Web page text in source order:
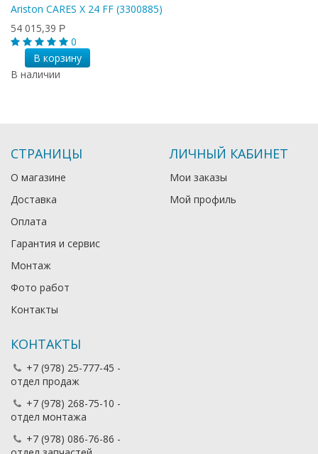
Ariston CARES X 24 FF (3300885)
54 015,39 Р
0
В корзину
В наличии
СТРАНИЦЫ
О магазине
Доставка
Оплата
Гарантия и сервис
Монтаж
Фото работ
Контакты
ЛИЧНЫЙ КАБИНЕТ
Мои заказы
Мой профиль
КОНТАКТЫ
+7 (978) 25-777-45 -
отдел продаж
+7 (978) 268-75-10 -
отдел монтажа
+7 (978) 086-76-86 -